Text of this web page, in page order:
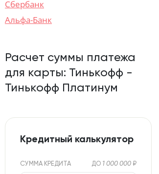
Сбербанк
Альфа-Банк
Расчет суммы платежа
для карты: Тинькофф -
Тинькофф Платинум
Кредитный калькулятор
СУММА КРЕДИТА ДО 1 000 000 ₽